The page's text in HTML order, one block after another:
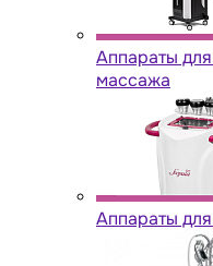
Аппараты
массажа
Аппараты